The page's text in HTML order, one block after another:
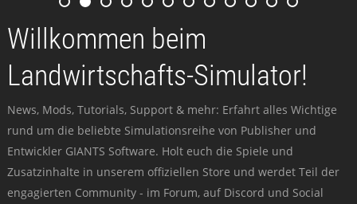
Willkommen beim
Landwirtschafts-Simulator!
News, Mods, Tutorials, Support & mehr: Erfahrt alles Wichtige
rund um die beliebte Simulationsreihe von Publisher und
Entwickler GIANTS Software. Holt euch die Spiele und
Zusatzinhalte in unserem offiziellen Store und werdet Teil der
engagierten Community - im Forum, auf Discord und Social